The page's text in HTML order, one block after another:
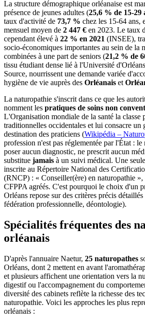
La structure démographique orléanaise est
présence de jeunes adultes (25,6 % de 15-29
taux d'activité de 73,7 % chez les 15-64 ans,
mensuel moyen de 2 447 € en 2023. Le taux
cependant élevé à 22 % en 2021 (INSEE),
socio-économiques importantes au sein de la
combinées à une part de seniors (21,2 % de
tissu étudiant dense lié à l'Université
Source, nourrissent une demande variée
hygiène de vie auprès des Orléanais et
La naturopathie s'inscrit dans ce que les
nomment les pratiques de soins non
L'Organisation mondiale de la santé la classe
traditionnelles occidentales et lui consacre un
destination des praticiens (Wikipédia –
profession n'est pas réglementée par l'État : le
poser aucun diagnostic, ne prescrit aucun
substitue jamais à un suivi médical. Une
inscrite au Répertoire National des
(RNCP) : « Conseiller(ère) en naturopathie
CFPPA agréés. C'est pourquoi le choix d'un
Orléans repose sur des critères précis
fédération professionnelle, déontologie).
Spécialités fréquentes des
orléanais
D'après l'annuaire Naetur, 25 naturopathes
Orléans, dont 2 mettent en avant
et plusieurs affichent une orientation vers la
digestif ou l'accompagnement du
diversité des cabinets reflète la richesse des
naturopathie. Voici les approches les plus
orléanais :